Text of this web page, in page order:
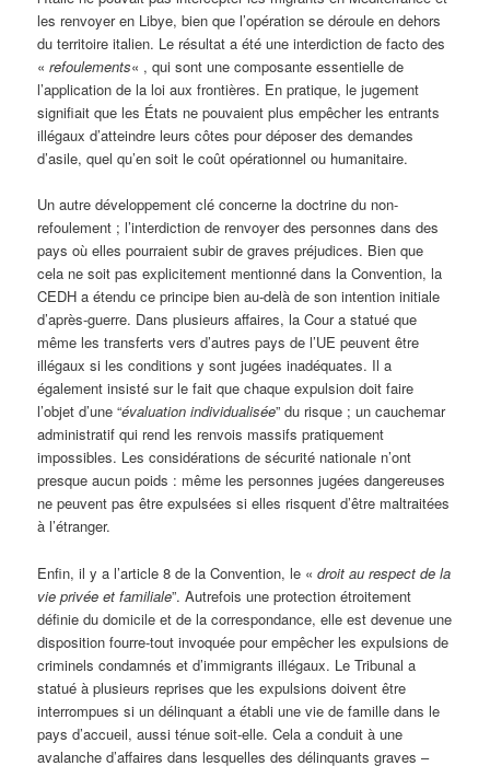
les renvoyer en Libye, bien que l’opération se déroule en dehors
du territoire italien. Le résultat a été une interdiction de facto des
«refoulements« , qui sont une composante essentielle de
l’application de la loi aux frontières. En pratique, le jugement
signifiait que les États ne pouvaient plus empêcher les entrants
illégaux d’atteindre leurs côtes pour déposer des demandes
d’asile, quel qu’en soit le coût opérationnel ou humanitaire.
Un autre développement clé concerne la doctrine du non-
refoulement ; l’interdiction de renvoyer des personnes dans des
pays où elles pourraient subir de graves préjudices. Bien que
cela ne soit pas explicitement mentionné dans la Convention, la
CEDH a étendu ce principe bien au-delà de son intention initiale
d’après-guerre. Dans plusieurs affaires, la Cour a statué que
même les transferts vers d’autres pays de l’UE peuvent être
illégaux si les conditions y sont jugées inadéquates. Il a
également insisté sur le fait que chaque expulsion doit faire
l’objet d’une “évaluation individualisée” du risque ; un cauchemar
administratif qui rend les renvois massifs pratiquement
impossibles. Les considérations de sécurité nationale n’ont
presque aucun poids : même les personnes jugées dangereuses
ne peuvent pas être expulsées si elles risquent d’être maltraitées
à l’étranger.
Enfin, il y a l’article 8 de la Convention, le «droit au respect de la
vie privée et familiale”. Autrefois une protection étroitement
définie du domicile et de la correspondance, elle est devenue une
disposition fourre-tout invoquée pour empêcher les expulsions de
criminels condamnés et d’immigrants illégaux. Le Tribunal a
statué à plusieurs reprises que les expulsions doivent être
interrompues si un délinquant a établi une vie de famille dans le
pays d’accueil, aussi ténue soit-elle. Cela a conduit à une
avalanche d’affaires dans lesquelles des délinquants graves –